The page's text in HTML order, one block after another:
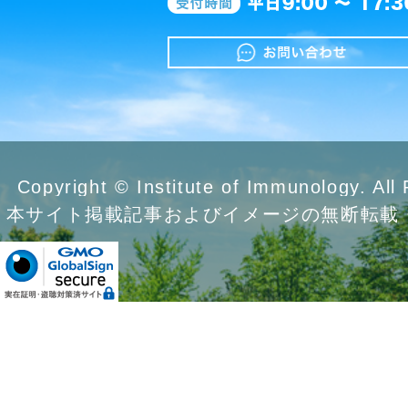
Copyright © Institute of Immunology. All
本サイト掲載記事およびイメージの無断転載